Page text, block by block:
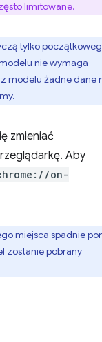
limitowane.
tylko
nie wymaga
modelu żadne dane
zmieniać
Aby
on-
miejsca spadnie
zostanie pobrany